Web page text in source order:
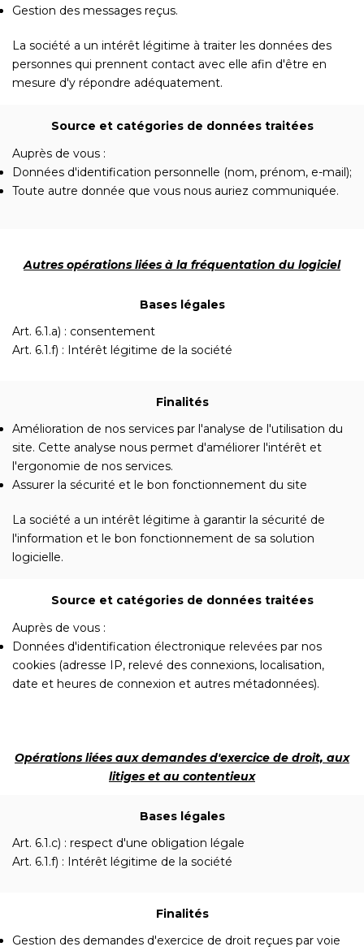
Gestion des messages reçus.
La société a un intérêt légitime à traiter les données des
personnes qui prennent contact avec elle afin d'être en
mesure d'y répondre adéquatement.
Source et catégories de données traitées
Auprès de vous :
Données d'identification personnelle (nom, prénom, e-mail);
Toute autre donnée que vous nous auriez communiquée.
Autres opérations liées à la fréquentation du logiciel
Bases légales
Art. 6.1.a) : consentement
Art. 6.1.f) : Intérêt légitime de la société
Finalités
Amélioration de nos services par l'analyse de l'utilisation du
site. Cette analyse nous permet d'améliorer l'intérêt et
l'ergonomie de nos services.
Assurer la sécurité et le bon fonctionnement du site
La société a un intérêt légitime à garantir la sécurité de
l'information et le bon fonctionnement de sa solution
logicielle.
Source et catégories de données traitées
Auprès de vous :
Données d'identification électronique relevées par nos
cookies (adresse IP, relevé des connexions, localisation,
date et heures de connexion et autres métadonnées).
Opérations liées aux demandes d'exercice de droit, aux
litiges et au contentieux
Bases légales
Art. 6.1.c) : respect d'une obligation légale
Art. 6.1.f) : Intérêt légitime de la société
Finalités
Gestion des demandes d'exercice de droit reçues par voie